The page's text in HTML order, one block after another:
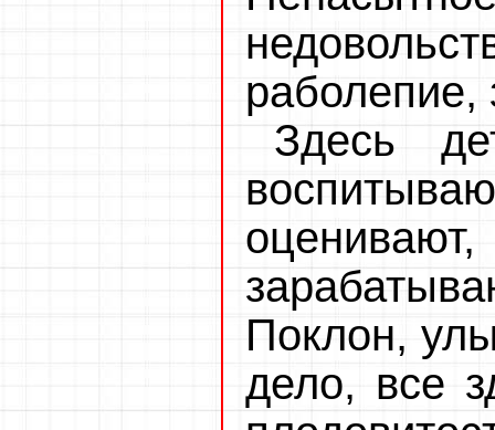
раболепие,
Здесь
Поклон,
дело, все